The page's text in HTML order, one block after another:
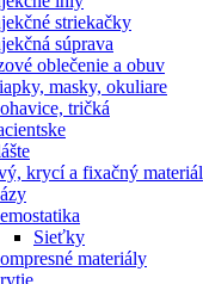
striekačky
súprava
oblečenie a obuv
masky, okuliare
tričká
krycí a fixačný materiál
Sieťky
materiály